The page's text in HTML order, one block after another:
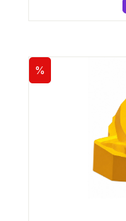
Rabatt
%